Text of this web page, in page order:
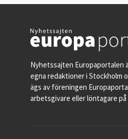
Nyhetssajten Europaportalen
egna redaktioner i Stockholm
ägs av föreningen
arbetsgivare eller löntagare